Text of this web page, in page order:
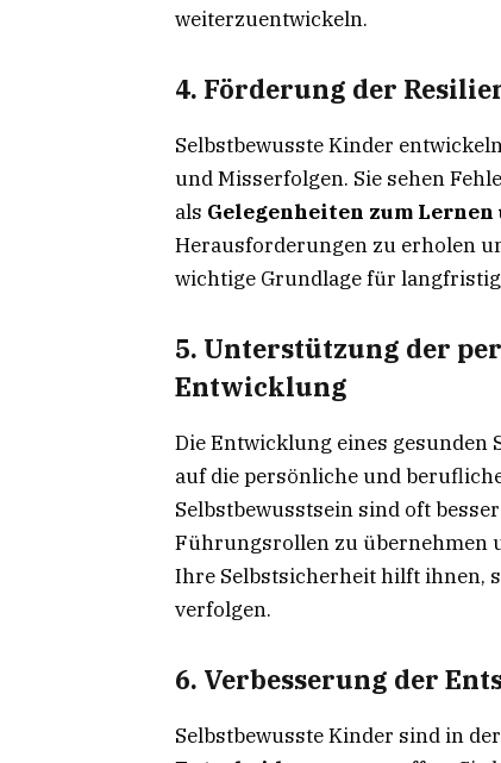
weiterzuentwickeln.
4. Förderung der
Selbstbewusste Kinder
und Misserfolgen. Sie sehen
als Gelegenheiten zum Lernen
Herausforderungen zu erholen
wichtige Grundlage für
5. Unterstützung der
Entwicklung
Die Entwicklung eines
auf die persönliche und
Selbstbewusstsein sind oft
Führungsrollen zu übernehmen
Ihre Selbstsicherheit hilft ihnen,
verfolgen.
6. Verbesserung der
Selbstbewusste Kinder sind in